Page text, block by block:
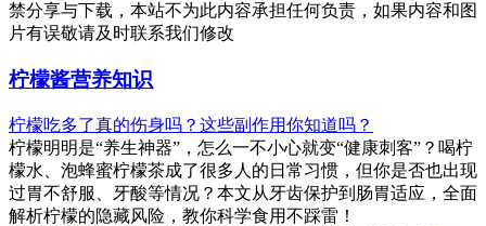
禁分享与下载，本站不为此内容承担任何负责，如果内容和图
片有误敬请及时联系我们修改
柠檬酱营养知识
柠檬吃多了真的伤身吗？这些副作用你知道吗？
柠檬明明是“养生神器”，怎么一不小心就变“健康刺客”？喝柠
檬水、泡蜂蜜柠檬茶成了很多人的日常习惯，但你是否也出现
过胃不舒服、牙酸等情况？本文从牙齿保护到肠胃适应，全面
解析柠檬的隐藏风险，教你科学食用不踩雷！